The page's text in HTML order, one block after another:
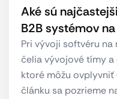
Aké sú
B2B systémov
Pri vývoji softvéru
čelia vývojové tímy a
ktoré môžu
článku sa pozrieme